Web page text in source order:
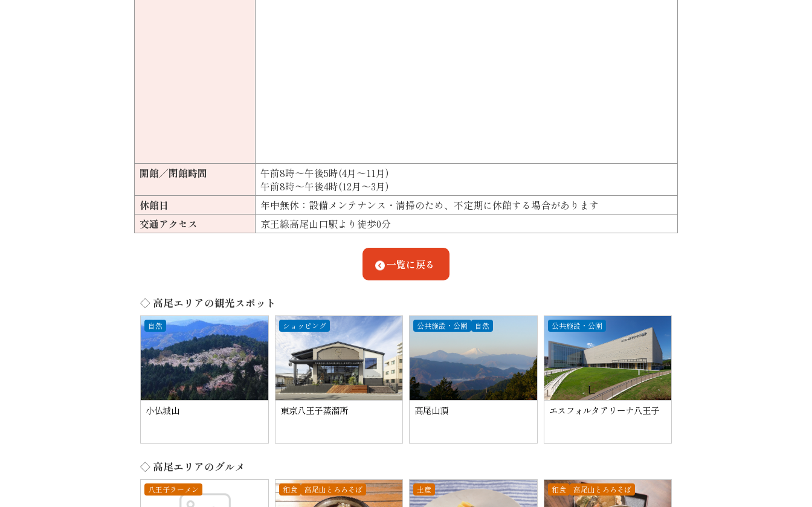
開館／閉館時間
午前8時～午後5時(4月～11月)
午前8時～午後4時(12月～3月)
休館日
年中無休：設備メンテナンス・清掃のため、不定期に休館する場合があります
交通アクセス
京王線高尾山口駅より徒歩0分
一覧に戻る
◇ 高尾エリアの観光スポット
自然
小仏城山
ショッピング
東京八王子蒸溜所
公共施設・公園 自然
高尾山頂
公共施設・公園
エスフォルタアリーナ八王子
◇ 高尾エリアのグルメ
八王子ラーメン 和食 高尾山とろろそば 土産 和食 高尾山とろろそば